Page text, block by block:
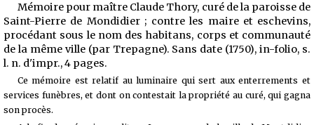
Mémoire pour maître Claude Thory, curé de la paroisse de
Saint-Pierre de Mondidier ; contre les maire et eschevins,
procédant sous le nom des habitans, corps et communauté
de la même ville (par Trepagne). Sans date (1750), in-folio, s.
l. n. d'impr., 4 pages.
Ce mémoire est relatif au luminaire qui sert aux enterrements et
services funèbres, et dont on contestait la propriété au curé, qui gagna
son procès.